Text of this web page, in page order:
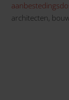
architecten,